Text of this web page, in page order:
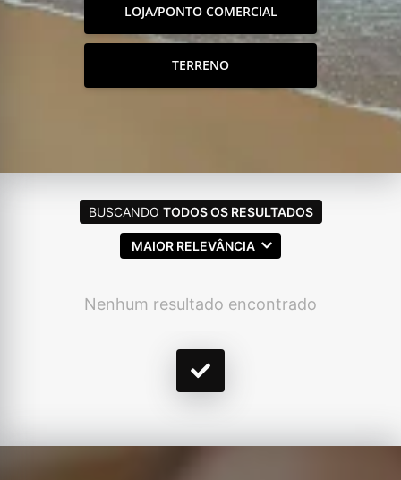
LOJA/PONTO COMERCIAL
TERRENO
BUSCANDO TODOS OS RESULTADOS
MAIOR RELEVÂNCIA
Nenhum resultado encontrado